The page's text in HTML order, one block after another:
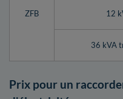
ZFB 12
36 kVA
Prix pour un